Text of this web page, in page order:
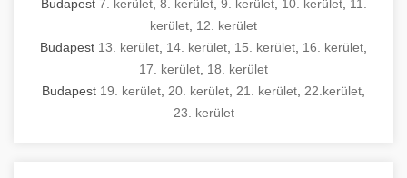
Budapest 7. kerület, 8. kerület, 9. kerület, 10. kerület, 11.
kerület 12. kerület
Budapest 13. kerület 14. kerület 15. kerület 16. kerület
17. kerület 18. kerület
Budapest 19. kerület 20. kerület 21. kerület 22.kerület
23. kerület